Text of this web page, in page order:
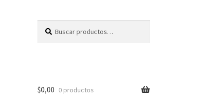
por:
$0,00 0 productos